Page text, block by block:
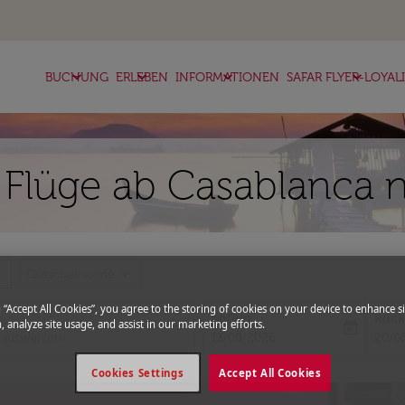
BUCHUNG
keyboard_arrow_down ERLEBEN
keyboard_arrow_down INFORMATIONEN
keyboard_arrow_down SAFAR FLYER-
keyboard_arrow_down
ab Casablanca
Abflug
fc-
“Accept All Cookies”, you agree to the storing of cookies on your device to enhance
analyze site usage, and assist in our marketing efforts.
Accept All Cookies
Cookies Settings